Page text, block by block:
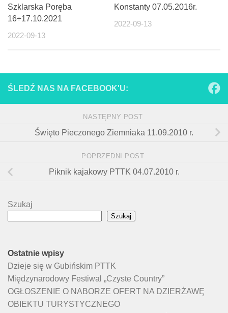
Szklarska Poręba
16÷17.10.2021
2022-09-13
Konstanty 07.05.2016r.
2022-09-13
ŚLEDŹ NAS NA FACEBOOK'U:
NASTĘPNY POST
Święto Pieczonego Ziemniaka 11.09.2010 r.
POPRZEDNI POST
Piknik kajakowy PTTK 04.07.2010 r.
Szukaj
Szukaj
Ostatnie wpisy
Dzieje się w Gubińskim PTTK
Międzynarodowy Festiwal „Czyste Country”
OGŁOSZENIE O NABORZE OFERT NA DZIERŻAWĘ
OBIEKTU TURYSTYCZNEGO